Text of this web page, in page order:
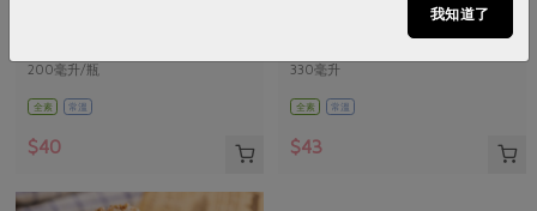
200毫升/瓶
全素 常溫
$40
330毫升
全素 常溫
$43
我知道了